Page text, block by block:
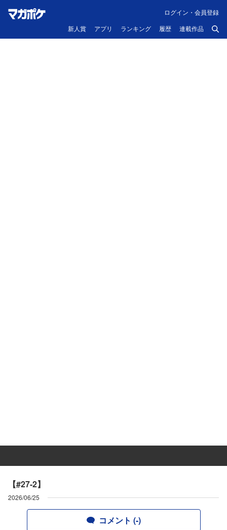
新人賞 アプリ ランキング 履歴 連載作品
ログイン・会員登録
【#27-2】
2026/06/25
コメント (-)